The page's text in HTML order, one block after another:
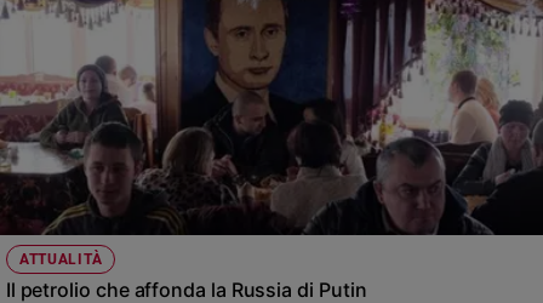
ATTUALITÀ
Il petrolio che affonda la Russia di Putin